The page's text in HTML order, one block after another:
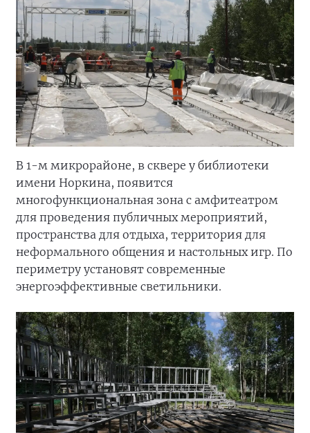
В 1-м микрорайоне, в сквере у библиотеки
имени Норкина, появится
многофункциональная зона с амфитеатром
для проведения публичных мероприятий,
пространства для отдыха, территория для
неформального общения и настольных игр. По
периметру установят современные
энергоэффективные светильники.